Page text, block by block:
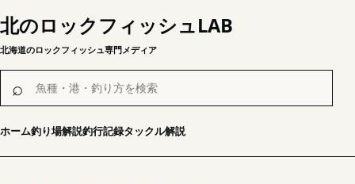
北のロックフィッシュLAB
北海道のロックフィッシュ専門メディア
魚種・港・釣り方を検索
⌕
ホーム釣り場解説釣行記録タックル解説